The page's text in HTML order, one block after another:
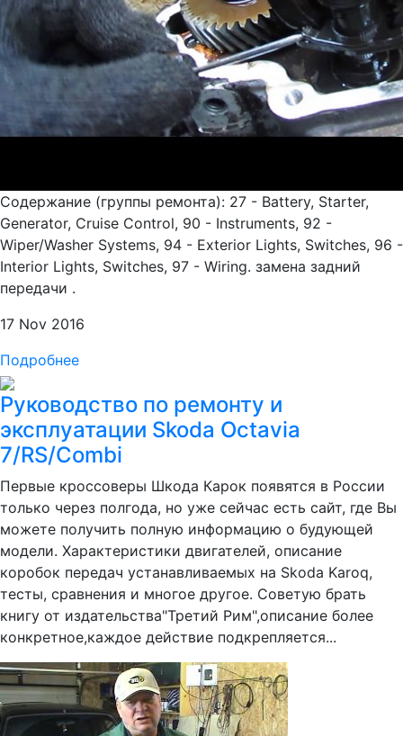
Содержание (группы ремонта): 27 - Battery, Starter,
Generator, Cruise Control, 90 - Instruments, 92 -
Wiper/Washer Systems, 94 - Exterior Lights, Switches, 96 -
Interior Lights, Switches, 97 - Wiring. замена задний
передачи .
17 Nov 2016
Подробнее
Руководство по ремонту и
эксплуатации Skoda Octavia
7/RS/Combi
Первые кроссоверы Шкода Карок появятся в России
только через полгода, но уже сейчас есть сайт, где Вы
можете получить полную информацию о будующей
модели. Характеристики двигателей, описание
коробок передач устанавливаемых на Skoda Karoq,
тесты, сравнения и многое другое. Советую брать
книгу от издательства"Третий Рим",описание более
конкретное,каждое действие подкрепляется...